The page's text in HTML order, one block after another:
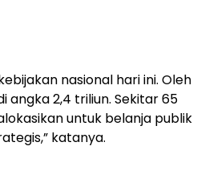
nasional hari ini. Oleh
angka 2,4 triliun. Sekitar 65
untuk belanja publik
katanya.